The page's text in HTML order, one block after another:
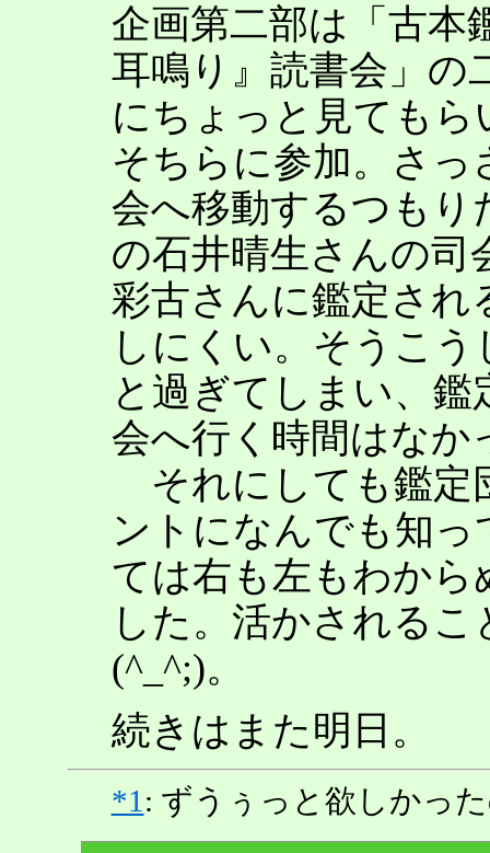
企画第二部は「古本
耳鳴り』読書会」の
にちょっと見ても
そちらに参加。さ
会へ移動するつも
の石井晴生さんの司
彩古さんに鑑定さ
しにくい。そうこ
と過ぎてしまい、
会へ行く時間はなか
それにしても鑑定
ントになんでも知
ては右も左もわか
した。活かされる
(^_^;)。
続きはまた明日。
*1 : ずうぅっと欲しかっ